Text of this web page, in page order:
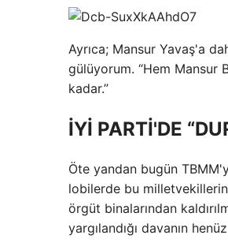
Ayrıca; Mansur Yavaş'a
gülüyorum. “Hem Mansur
kadar.”
İYİ PARTİ'DE
Öte yandan bugün
lobilerde bu
örgüt binalarından
yargılandığı davanın